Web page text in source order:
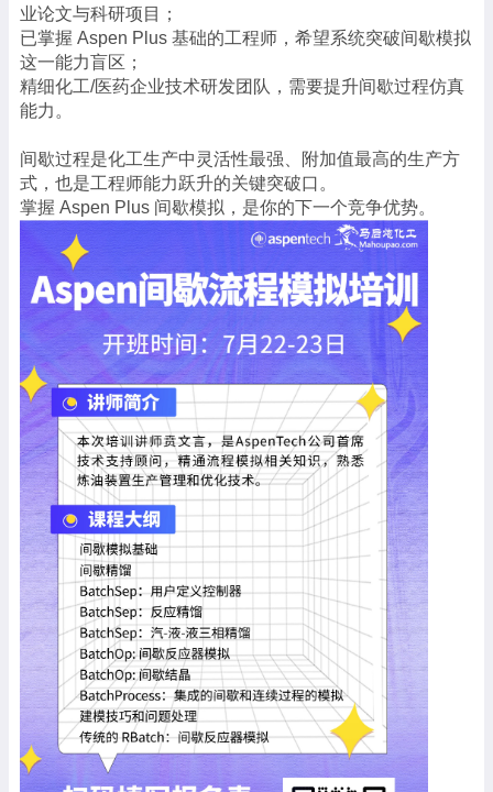
业论文与科研项目；
已掌握 Aspen Plus 基础的工程师，希望系统突破间歇模拟
这一能力盲区；
精细化工/医药企业技术研发团队，需要提升间歇过程仿真
能力。
间歇过程是化工生产中灵活性最强、附加值最高的生产方
式，也是工程师能力跃升的关键突破口。
掌握 Aspen Plus 间歇模拟，是你的下一个竞争优势。